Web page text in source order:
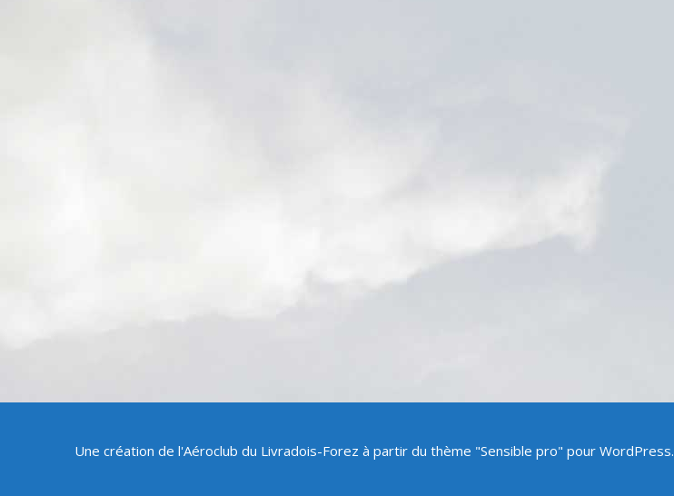
Une création de l'Aéroclub du Livradois-Forez à partir du thème "Sensible pro" pour WordPress.